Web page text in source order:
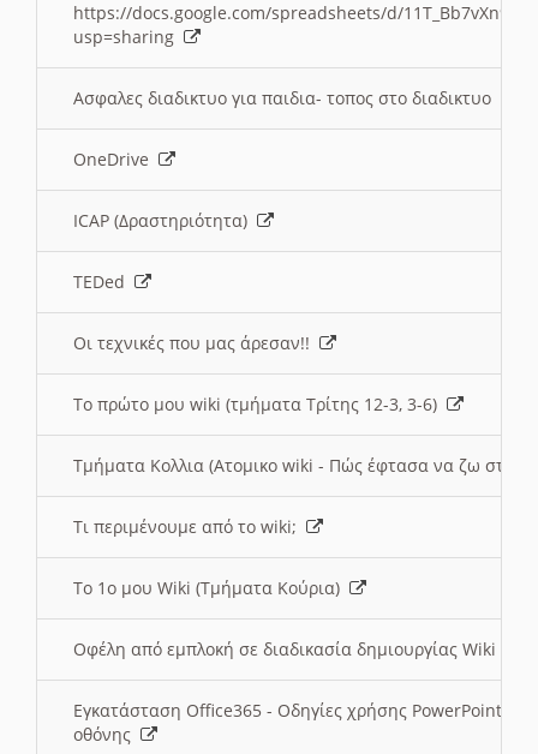
https://docs.google.com/spreadsheets/d/
usp=sharing
Ασφαλες διαδικτυο για παιδια- τοπος στο διαδικτυο
OneDrive
ICAP (Δραστηριότητα)
TEDed
Οι τεχνικές που μας άρεσαν!!
Το πρώτο μου wiki (τμήματα Τρίτης 12-3, 3-6)
Τμήματα Κολλια (Ατομικο wiki - Πώς έφτασα να ζω στην
Τι περιμένουμε από το wiki;
Το 1ο μου Wiki (Τμήματα Κούρια)
Οφέλη από εμπλοκή σε διαδικασία δημιουργίας Wiki
Εγκατάσταση Office365 - Οδηγίες χρήσης PowerPoint
οθόνης